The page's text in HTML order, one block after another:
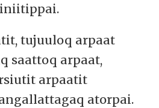
tujuuloq arpaat
saattoq arpaat,
arpaatit
atorpai.